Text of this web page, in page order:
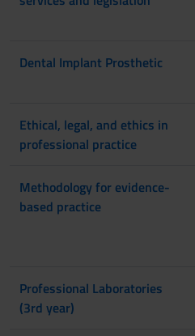
Dental Implant Prosthetic
Ethical, legal, and ethics in
professional practice
Methodology for evidence-
based practice
Professional Laboratories
(3rd year)